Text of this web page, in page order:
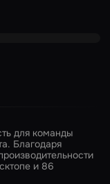
для команды
Благодаря
и 86